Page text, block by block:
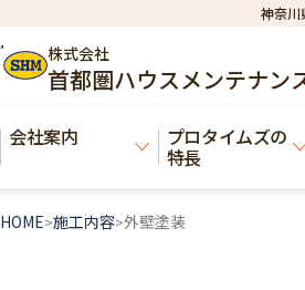
神奈川
株式会社
首都圏ハウスメンテナン
会社案内 プロタイムズの
特長
HOME>施工内容>外壁塗装